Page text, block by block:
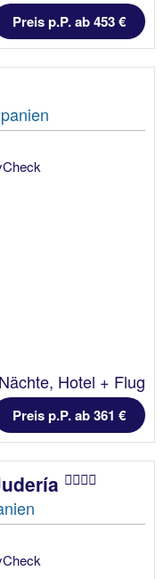
Preis p.P. ab 453 €
Hotel + Flug
Preis p.P. ab 361 €